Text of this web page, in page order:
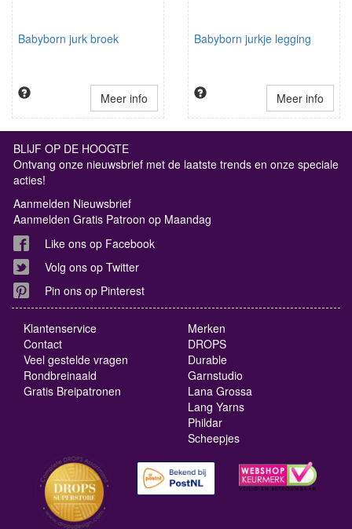
Babyborn jurk broek
Meer info
Babyborn jurkje legging
Meer info
BLIJF OP DE HOOGTE
Ontvang onze nieuwsbrief met de laatste trends en onze speciale
acties!
Aanmelden Nieuwsbrief
Aanmelden Gratis Patroon op Maandag
Like ons op Facebook
Volg ons op Twitter
Pin ons op Pinterest
Klantenservice
Contact
Veel gestelde vragen
Rondbreinaald
Gratis Breipatronen
Merken
DROPS
Durable
Garnstudio
Lana Grossa
Lang Yarns
Phildar
Scheepjes